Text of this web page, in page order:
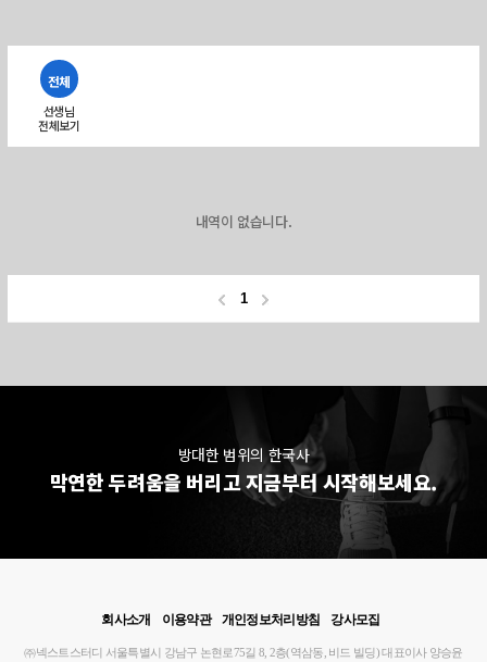
전체
선생님
전체보기
내역이 없습니다.
1
방대한 범위의 한국사
막연한 두려움을 버리고 지금부터 시작해보세요.
회사소개 이용약관 개인정보처리방침 강사모집
㈜넥스트스터디 서울특별시 강남구 논현로75길 8, 2층(역삼동, 비드 빌딩)대표이사 양승윤